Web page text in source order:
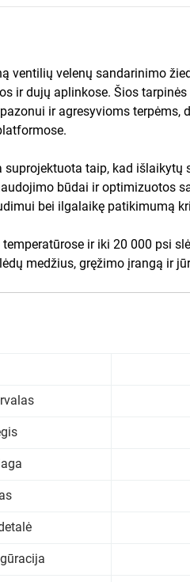
ventilių velenų sandarinimo
ir dujų aplinkose. Šios
ir agresyvioms
suprojektuota taip, kad
būdai ir optimizuotos
bei ilgalaikę patikimumą
ir iki 20 000 psi
medžius, gręžimo įrangą ir